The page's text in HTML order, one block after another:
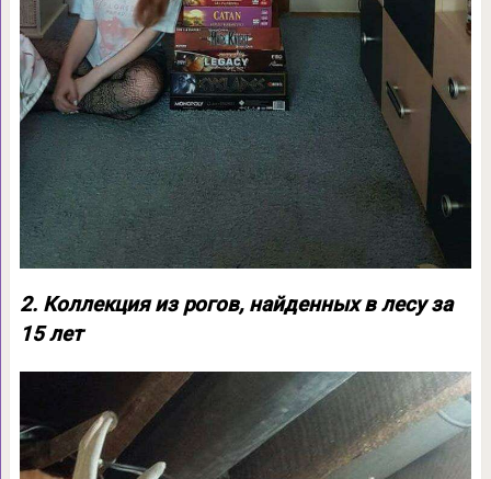
2. Коллекция из рогов, найденных в лесу за
15 лет